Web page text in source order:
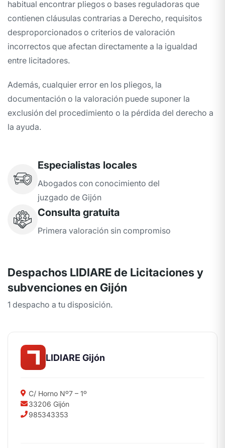
habitual encontrar pliegos o bases reguladoras que
contienen cláusulas contrarias a Derecho, requisitos
desproporcionados o criterios de valoración
incorrectos que afectan directamente a la igualdad
entre licitadores.
Además, cualquier error en los pliegos, la
documentación o la valoración puede suponer la
exclusión del procedimiento o la pérdida del derecho a
la ayuda.
Especialistas locales
Abogados con conocimiento del
juzgado de Gijón
Consulta gratuita
Primera valoración sin compromiso
Despachos LIDIARE de Licitaciones y
subvenciones en Gijón
1 despacho a tu disposición.
LIDIARE Gijón
C/ Horno Nº7 – 1º
33206 Gijón
985343353